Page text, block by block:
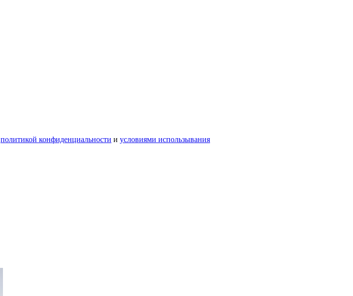
политикой конфиденциальности и условиями использывания